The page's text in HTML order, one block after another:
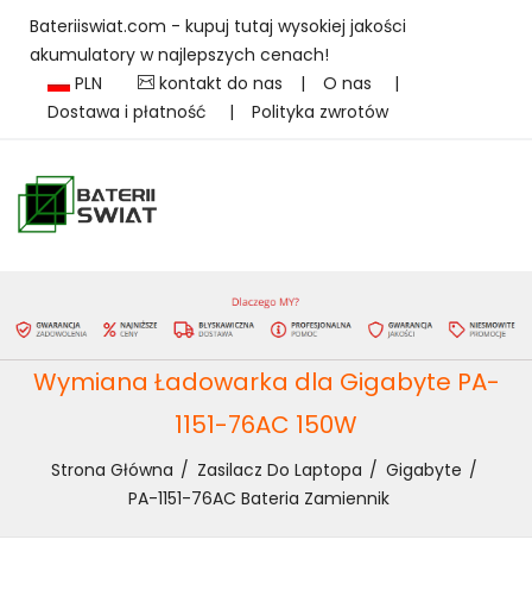
Bateriiswiat.com - kupuj tutaj wysokiej jakości
akumulatory w najlepszych cenach!
PLN
kontakt do nas | O nas
|
Dostawa i płatność
| Polityka zwrotów
Wymiana Ładowarka dla Gigabyte PA-
1151-76AC 150W
Strona Główna Zasilacz Do Laptopa
Gigabyte
PA-1151-76AC Bateria Zamiennik